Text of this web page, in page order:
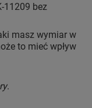
11209 bez
masz wymiar w
to mieć wpływ
.